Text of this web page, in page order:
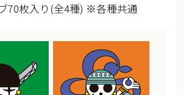
70枚入り(全4種) ※各種共通